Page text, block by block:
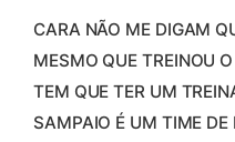
CARA NÃO ME DIGAM
MESMO QUE TREINOU
TEM QUE TER UM
SAMPAIO É UM TIME